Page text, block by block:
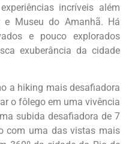
incríveis além
e Museu do Amanhã. Há
e pouco explorados
exuberância da cidade
a hiking mais desafiadora
o fôlego em uma vivência
subida desafiadora de 7
com uma das vistas mais